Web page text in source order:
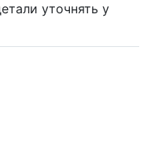
уточнять у